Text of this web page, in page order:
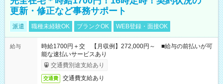
更新・修正など事務サポート
派遣 職種未経験OK ブランクOK WEB登録・面接OK
給与
時給1700円＋交 【月収例】272,000円～ ■給与の前払いが可
能な速払いサービスあり
交通費別途支給あり
交通費 交通費支給あり